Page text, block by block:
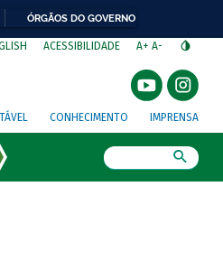
ÓRGÃOS DO GOVERNO
ACESSIBILIDADE A+ A-
CONHECIMENTO IMPRENSA